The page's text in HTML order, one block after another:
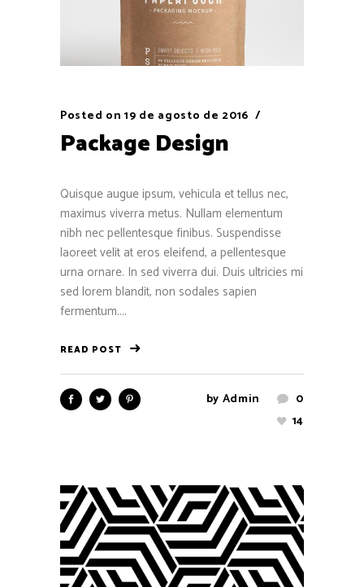
Posted on 19 de agosto de 2016
Package Design
Quisque augue ipsum, vehicula et tellus nec,
maximus viverra metus. Nullam elementum
nibh nec pellentesque finibus. Suspendisse
laoreet velit at eros eleifend, a pellentesque
urna ornare. In sed viverra dui. Duis ultricies mi
sed lorem blandit, non sodales sapien
fermentum....
READ POST
by Admin
0
14